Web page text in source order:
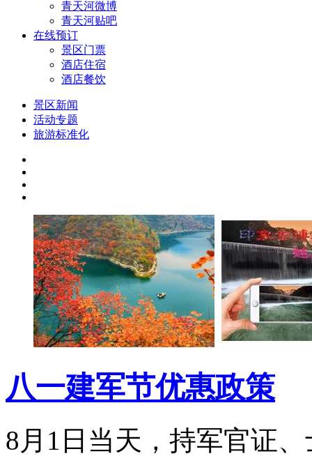
青天河微博
青天河贴吧
在线预订
景区门票
酒店住宿
酒店餐饮
景区新闻
活动专题
旅游标准化
八一建军节优惠政策
8月1日当天，持军官证